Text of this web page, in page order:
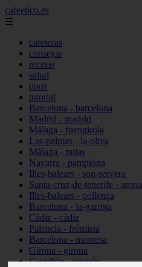
cafeetico.es
☰
cafeteras
consejos
recetas
salud
tipos
tutorial
Barcelona - barcelona
Madrid - madrid
Málaga - fuengirola
Las-palmas - la-oliva
Málaga - mijas
Navarra - pamplona
Illes-balears - son-servera
Santa-cruz-de-tenerife - arona
Illes-balears - pollença
Barcelona - la-garriga
Cádiz - cádiz
Palencia - frómista
Barcelona - manresa
Girona - girona
Castellón - vinaròs